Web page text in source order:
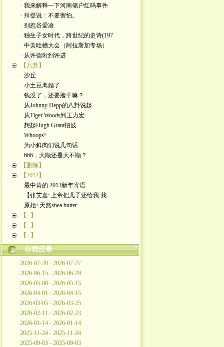
· 我来解释一下河南储户红码事件
· 拜登说：不要害怕。
· 别惹谷爱凌
· 独生子女时代，跨世纪的史诗(197
· 中美吐槽大会（阿拉斯加专场）
· 从许德珩到许进
【八卦】
· 沙丘
· 小土豆离婚了
· 钱没了，还要脸干嘛？
· 从Johnny Depp的八卦说起
· 从Tiger Woods到王力宏
· 想起Hugh Grant招妓
· Whoops!
· 为小鲜肉们说几句话
· 666，大顺还是大不顺？
【删除】
【2012】
· 最中肯的 2013新年寄语
· 【张艾嘉: 上帝把儿子还给我 我
· 原始+天然shea butter
【--】
【--】
【--】
存档目录
2026-07-20 - 2026-07-27
2026-06-15 - 2026-06-29
2026-05-08 - 2026-05-15
2026-04-01 - 2026-04-15
2026-03-05 - 2026-03-25
2026-02-11 - 2026-02-23
2026-01-14 - 2026-01-14
2025-11-24 - 2025-11-24
2025-09-03 - 2025-09-03